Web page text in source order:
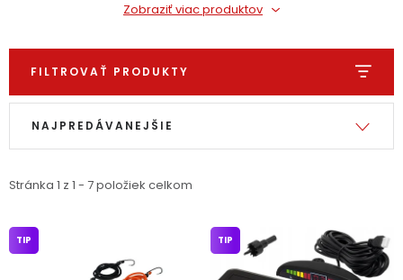
Servis náradia Hodnotenie obchodu
PODPORA
Zobraziť viac produktov
FILTROVAŤ PRODUKTY
Výpis produktov
Stránka 1 z 1 - 7položiek celkom
Radenie produktov
NAJPREDÁVANEJŠIE
TIP TIP